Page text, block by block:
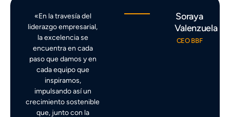
«En la travesía del
liderazgo empresarial,
la excelencia se
encuentra en cada
paso que damos y en
cada equipo que
inspiramos,
impulsando así un
crecimiento sostenible
que, junto con la
Soraya
Valenzuela
CEO BBF